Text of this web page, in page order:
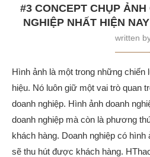
#3 CONCEPT CHỤP
NGHIỆP NHẤT HIỆN
written
Hình ảnh là một trong những
hiệu. Nó luôn giữ một vai trò quan
doanh nghiệp. Hình ảnh doanh
doanh nghiệp mà còn là phương
khách hàng. Doanh nghiệp có
sẽ thu hút được khách hàng.